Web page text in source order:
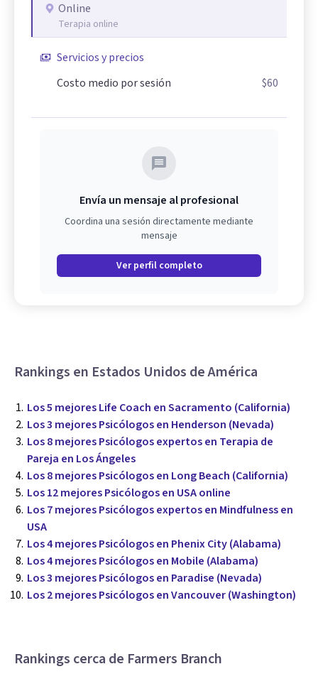
Online
Terapia online
Servicios y precios
Costo medio por sesión
$60
Envía un mensaje al profesional
Coordina una sesión directamente mediante
mensaje
Ver perfil completo
Rankings en Estados Unidos de América
Los 5 mejores Life Coach en Sacramento (California)
Los 3 mejores Psicólogos en Henderson (Nevada)
Los 8 mejores Psicólogos expertos en Terapia de
Pareja en Los Ángeles
Los 8 mejores Psicólogos en Long Beach (California)
Los 12 mejores Psicólogos en USA online
Los 7 mejores Psicólogos expertos en Mindfulness en
USA
Los 4 mejores Psicólogos en Phenix City (Alabama)
Los 4 mejores Psicólogos en Mobile (Alabama)
Los 3 mejores Psicólogos en Paradise (Nevada)
Los 2 mejores Psicólogos en Vancouver (Washington)
Rankings cerca de Farmers Branch